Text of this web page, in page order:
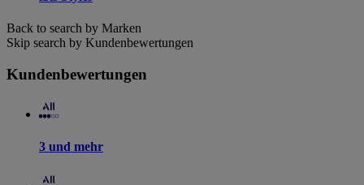
Back to search by Marken
Skip search by Kundenbewertungen
Kundenbewertungen
3 und mehr